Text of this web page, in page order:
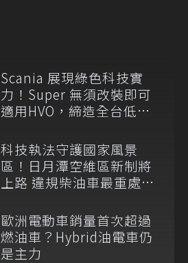
Scania 展現綠色科技實
力！Super 無須改裝即可
適用HVO，締造全台低碳
科技執法守護國家風景
區！日月潭空維區新制將
上路 違規柴油車最重處
歐洲電動車銷量首次超過
燃油車？Hybrid油電車仍
是主力